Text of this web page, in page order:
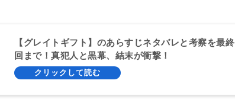
【グレイトギフト】のあらすじネタバレと考察を最終
回まで！真犯人と黒幕、結末が衝撃！